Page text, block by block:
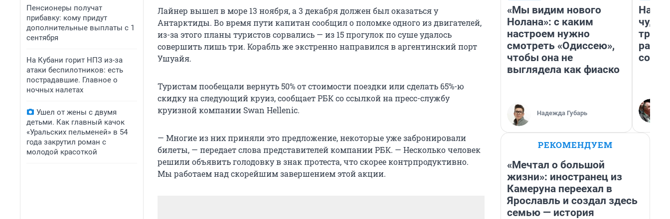
Пенсионеры получат
прибавку: кому придут
дополнительные выплаты с 1
сентября
На Кубани горит НПЗ из-за
атаки беспилотников: есть
пострадавшие. Главное о
ночных налетах
Ушел от жены с двумя
детьми. Как главный качок
«Уральских пельменей» в 54
года закрутил роман с
молодой красоткой
Лайнер вышел в море 13 ноября, а 3 декабря должен был оказаться у
Антарктиды. Во время пути капитан сообщил о поломке одного из двигателей,
из-за этого планы туристов сорвались — из 15 прогулок по суше удалось
совершить лишь три. Корабль же экстренно направился в аргентинский порт
Ушуайя.
Туристам пообещали вернуть 50% от стоимости поездки или сделать 65%-ю
скидку на следующий круиз, сообщает РБК со ссылкой на пресс-службу
круизной компании Swan Hellenic.
— Многие из них приняли это предложение, некоторые уже забронировали
билеты, — передает слова представителей компании РБК. — Несколько человек
решили объявить голодовку в знак протеста, что скорее контрпродуктивно.
Мы работаем над скорейшим завершением этой акции.
«Мы видим нового
Нолана»: с каким
настроем нужно
смотреть «Одиссею»,
чтобы она не
выглядела как фиаско
Надежда Губарь
РЕКОМЕНДУЕМ
«Мечтал о большой
жизни»: иностранец из
Камеруна переехал в
Ярославль и создал здесь
семью — история